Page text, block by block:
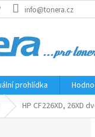
info@tonera.cz
prohlídka
HP CF226XD, 26XD